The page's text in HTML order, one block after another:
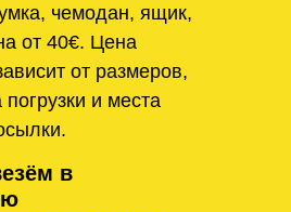
чемодан, ящик,
от 40€. Цена
от размеров,
и места
в